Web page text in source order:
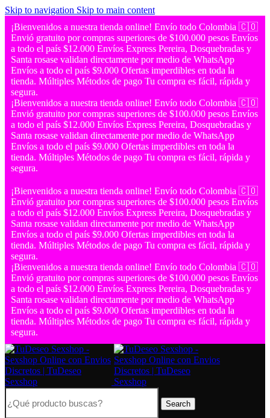
Skip to navigation Skip to main content
¡Bienvenidos a nuestra tienda online! Envío todo Colombia 🇨🇴
Envió gratuito por compras superiores de $100.000 pesos Envíos
a todo el país $12.000 Envíos Express Pereira, Dosquebradas y
Santa rosase validan directamente por medio de WhatsApp
Envíos a todo el país $9.000 Ofertas imperdibles en toda la
tienda. Múltiples Métodos de pago Tu compra es fácil, rápida y
segura.
¡Bienvenidos a nuestra tienda online! Envío todo Colombia 🇨🇴
Envió gratuito por compras superiores de $100.000 pesos Envíos
a todo el país $12.000 Envíos Express Pereira, Dosquebradas y
Santa rosase validan directamente por medio de WhatsApp
Envíos a todo el país $9.000 Ofertas imperdibles en toda la
tienda. Múltiples Métodos de pago Tu compra es fácil, rápida y
segura.
¡Bienvenidos a nuestra tienda online! Envío todo Colombia 🇨🇴
Envió gratuito por compras superiores de $100.000 pesos Envíos
a todo el país $12.000 Envíos Express Pereira, Dosquebradas y
Santa rosase validan directamente por medio de WhatsApp
Envíos a todo el país $9.000 Ofertas imperdibles en toda la
tienda. Múltiples Métodos de pago Tu compra es fácil, rápida y
segura.
¡Bienvenidos a nuestra tienda online! Envío todo Colombia 🇨🇴
Envió gratuito por compras superiores de $100.000 pesos Envíos
a todo el país $12.000 Envíos Express Pereira, Dosquebradas y
Santa rosase validan directamente por medio de WhatsApp
Envíos a todo el país $9.000 Ofertas imperdibles en toda la
tienda. Múltiples Métodos de pago Tu compra es fácil, rápida y
segura.
Search